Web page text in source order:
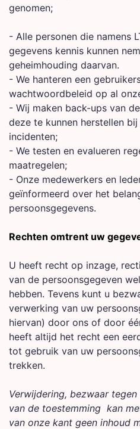
genomen;
- Alle personen die namens
gegevens kennis kunnen
geheimhouding daarvan.
- We hanteren een
wachtwoordbeleid op al
- Wij maken back-ups van
deze te kunnen herstellen
incidenten;
- We testen en evalueren
maatregelen;
- Onze medewerkers en
geïnformeerd over het
persoonsgegevens.
Rechten omtrent uw
U heeft recht op inzage,
van de persoonsgegeven
hebben. Tevens kunt u
verwerking van uw
hiervan) door ons of door
heeft altijd het recht een
tot gebruik van uw
trekken.
Verwijdering, bezwaar
van de toestemming kan
van onze kant geen inhoud